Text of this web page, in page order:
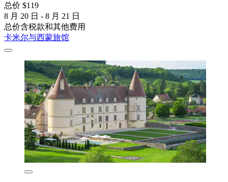
总价 $119
8 月 20 日 - 8 月 21 日
总价含税款和其他费用
卡米尔与西蒙旅馆